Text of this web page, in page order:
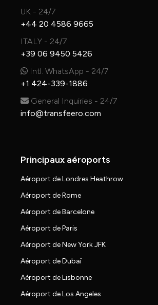
UK - 24/7
+44 20 4586 9665
ITALY - 24/7
+39 06 9450 5426
Intl. WhatsApp - 24/7
+1 424-339-1886
General Inquiries - 24/7
info@transfeero.com
Principaux aéroports
Aéroport de Londres Heathrow
Aéroport de Rome
Aéroport de Barcelone
Aéroport de Paris
Aéroport de New York JFK
Aéroport de Dubaï
Aéroport de Lisbonne
Aéroport de Los Angeles